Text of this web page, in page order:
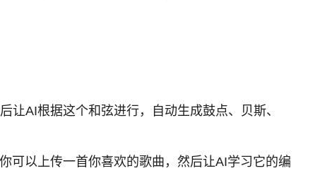
AI根据这个和弦进行，自动生成鼓点、贝斯、
可以上传一首你喜欢的歌曲，然后让AI学习它的编